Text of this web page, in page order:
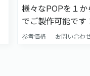
様々なPOPを１か
でご製作可能です
設計・納品まで何
参考価格 お問い合わ